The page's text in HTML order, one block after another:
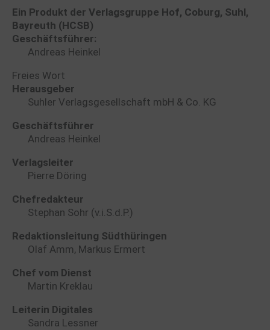
Ein Produkt der Verlagsgruppe Hof, Coburg, Suhl,
Bayreuth (HCSB)
Geschäftsführer:
Andreas Heinkel
Freies Wort
Herausgeber
Suhler Verlagsgesellschaft mbH & Co. KG
Geschäftsführer
Andreas Heinkel
Verlagsleiter
Pierre Döring
Chefredakteur
Stephan Sohr (v.i.S.d.P.)
Redaktionsleitung Südthüringen
Olaf Amm, Markus Ermert
Chef vom Dienst
Martin Kreklau
Leiterin Digitales
Sandra Lessner